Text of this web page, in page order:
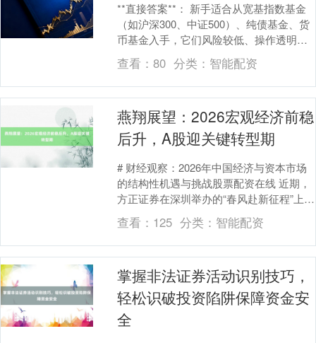
**直接答案**： 新手适合从宽基指数基金
（如沪深300、中证500）、纯债基金、货
币基金入手，它们风险较低、操作透明，
适合积累经验。但需明确：**基金投资没
有....
查看：80 分类： 智能配资
燕翔展望：2026宏观经济前稳
后升，A股迎关键转型期
# 财经观察：2026年中国经济与资本市场
的结构性机遇与挑战股票配资在线 近期，
方正证券在深圳举办的“春风赴新征程”上市
公司交流会引发市场广泛关注。会上，方
正证....
查看： 125 分类： 智能配资
掌握非法证券活动识别技巧，
轻松识破投资陷阱保障资金安
全